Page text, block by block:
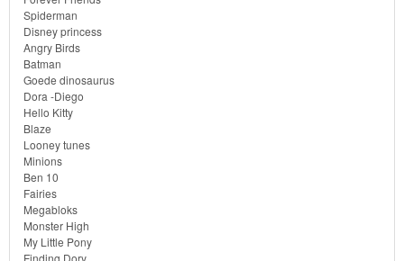
Spiderman
Disney princess
Angry Birds
Batman
Goede dinosaurus
Dora -Diego
Hello Kitty
Blaze
Looney tunes
Minions
Ben 10
Fairies
Megabloks
Monster High
My Little Pony
Finding Dory